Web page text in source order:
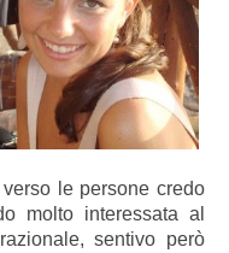
le persone credo
molto interessata al
sentivo però